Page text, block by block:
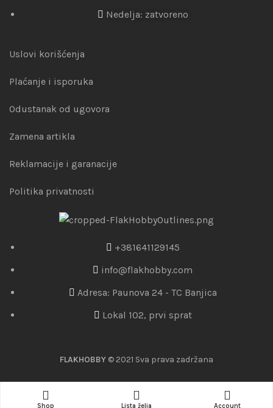
Nedelja: zatvoreno
Uslovi korišćenja
Plaćanje i isporuka
Odustanak od ugovora
Zamena artikla
Reklamacije i garanacije
Politika privatnosti
+381641129145
info@flakhobby.com
Adresa: Paunova 24 - TC Banjica
Lokal 102, prvi sprat
FLAKHOBBY © 2021 Sva prava zadržana
Shop Lista želja Account